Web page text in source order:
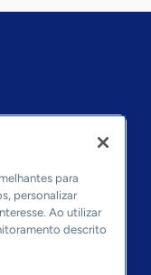
para
personalizar
Ao utilizar
descrito